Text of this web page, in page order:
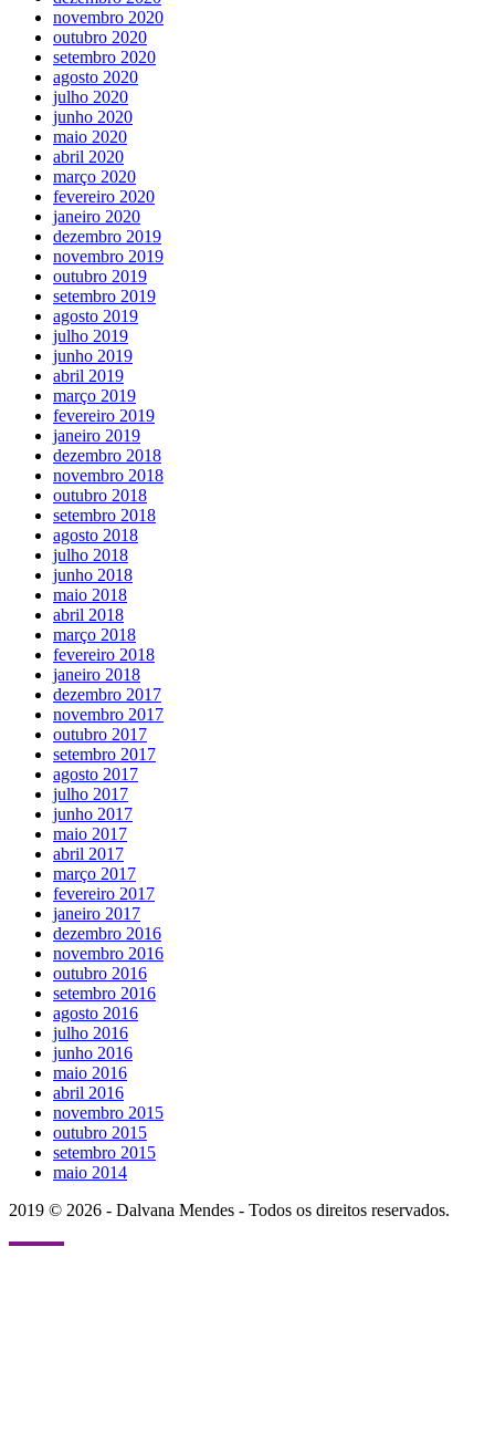
novembro 2020
outubro 2020
setembro 2020
agosto 2020
julho 2020
junho 2020
maio 2020
abril 2020
março 2020
fevereiro 2020
janeiro 2020
dezembro 2019
novembro 2019
outubro 2019
setembro 2019
agosto 2019
julho 2019
junho 2019
abril 2019
março 2019
fevereiro 2019
janeiro 2019
dezembro 2018
novembro 2018
outubro 2018
setembro 2018
agosto 2018
julho 2018
junho 2018
maio 2018
abril 2018
março 2018
fevereiro 2018
janeiro 2018
dezembro 2017
novembro 2017
outubro 2017
setembro 2017
agosto 2017
julho 2017
junho 2017
maio 2017
abril 2017
março 2017
fevereiro 2017
janeiro 2017
dezembro 2016
novembro 2016
outubro 2016
setembro 2016
agosto 2016
julho 2016
junho 2016
maio 2016
abril 2016
novembro 2015
outubro 2015
setembro 2015
maio 2014
2019 © 2026 - Dalvana Mendes - Todos os direitos reservados.